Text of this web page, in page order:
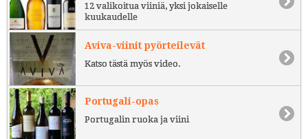
12 valikoitua viiniä, yksi jokaiselle
kuukaudelle
Aviva-viinit pyörteilevät
Katso tästä myös video.
Portugali-opas
Portugalin ruoka ja viini